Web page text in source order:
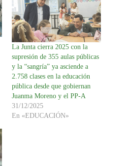
La Junta cierra 2025 con la
supresión de 355 aulas públicas
y la “sangría” ya asciende a
2.758 clases en la educación
pública desde que gobiernan
Juanma Moreno y el PP-A
31/12/2025
En «EDUCACIÓN»